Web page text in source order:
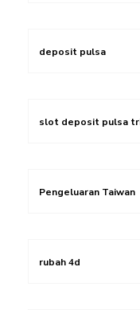
deposit pulsa
slot deposit pulsa
Pengeluaran Taiwan
rubah 4d